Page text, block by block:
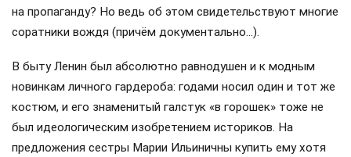
на пропаганду? Но ведь об этом свидетельствуют многие
соратники вождя (причём документально…).
В быту Ленин был абсолютно равнодушен и к модным
новинкам личного гардероба: годами носил один и тот же
костюм, и его знаменитый галстук «в горошек» тоже не
был идеологическим изобретением историков. На
предложения сестры Марии Ильиничны купить ему хотя